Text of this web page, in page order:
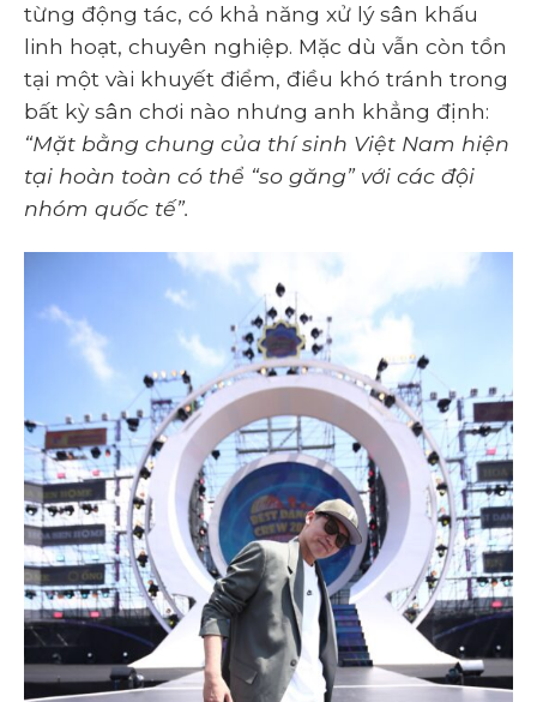
từng động tác, có khả năng xử lý sân khấu
linh hoạt, chuyên nghiệp. Mặc dù vẫn còn tồn
tại một vài khuyết điểm, điều khó tránh trong
bất kỳ sân chơi nào nhưng anh khẳng định:
“Mặt bằng chung của thí sinh Việt Nam hiện
tại hoàn toàn có thể “so găng” với các đội
nhóm quốc tế”.